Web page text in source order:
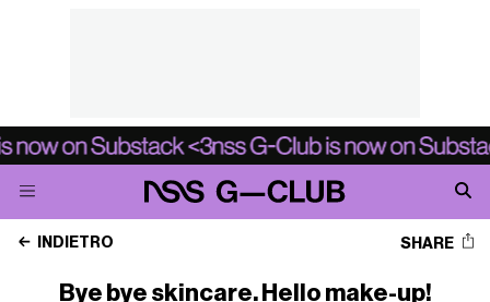
INDIETRO SHARE
Bye bye skincare. Hello make-up!